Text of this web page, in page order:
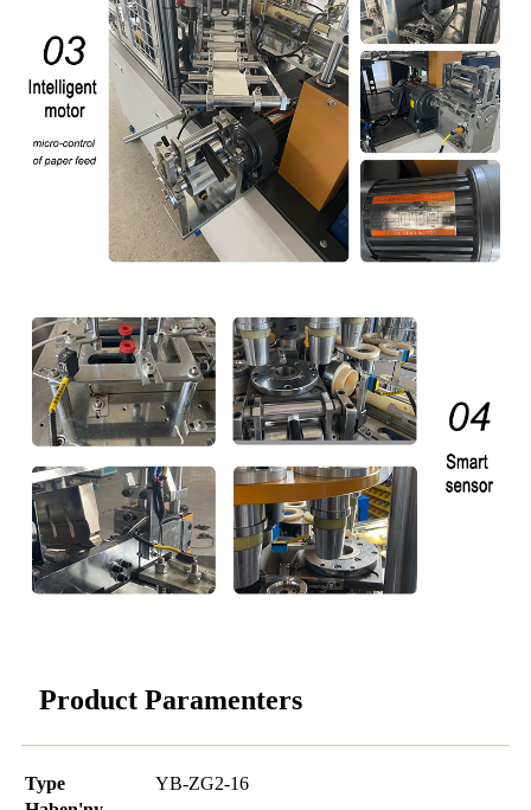
Product Paramenters
Type
YB-ZG2-16